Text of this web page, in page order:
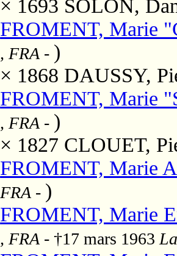
× 1693 SOLON,
FROMENT, Marie
, FRA - )
× 1868 DAUSSY,
FROMENT, Marie
, FRA - )
× 1827 CLOUET,
FROMENT, Marie
FRA - )
FROMENT, Marie
, FRA - †17 mars 1963